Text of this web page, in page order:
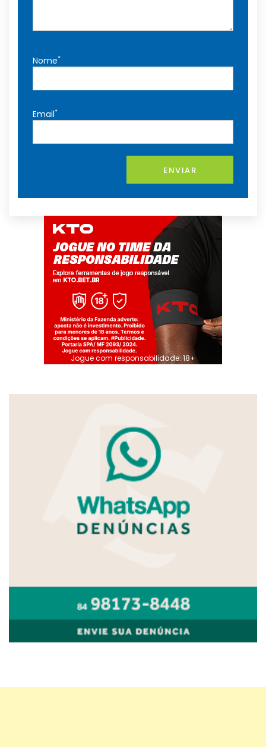
Nome*
Email*
ENVIAR
Jogue com responsabilidade. 18+